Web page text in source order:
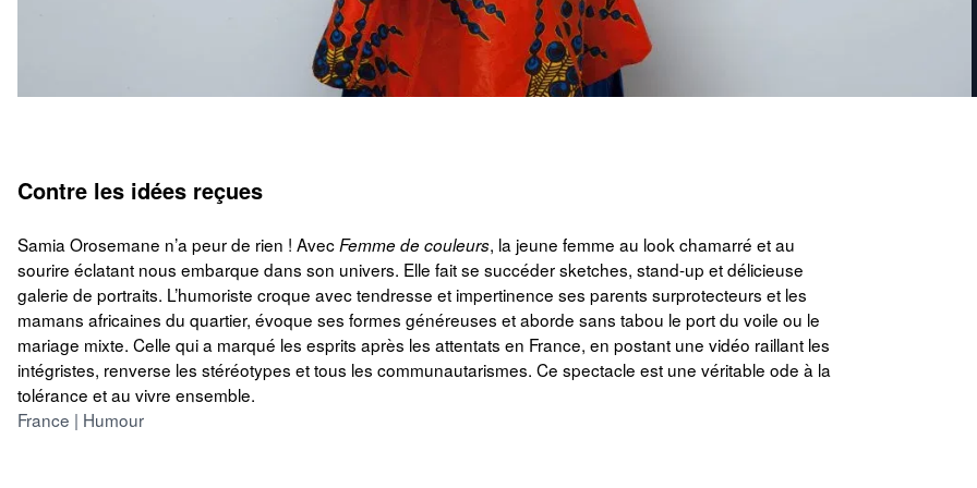
Contre les idées reçues
Samia Orosemane n’a peur de rien ! AvecFemme de couleurs, la jeune femme au look chamarré et au
sourire éclatant nous embarque dans son univers. Elle fait se succéder sketches, stand-up et délicieuse
galerie de portraits. L’humoriste croque avec tendresse et impertinence ses parents surprotecteurs et les
mamans africaines du quartier, évoque ses formes généreuses et aborde sans tabou le port du voile ou le
mariage mixte. Celle qui a marqué les esprits après les attentats en France, en postant une vidéo raillant les
intégristes, renverse les stéréotypes et tous les communautarismes. Ce spectacle est une véritable ode à la
tolérance et au vivre ensemble.
France | Humour